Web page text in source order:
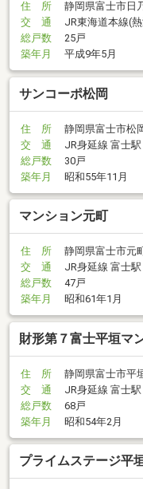
住 所
静岡県富士市日
交 通
JR東海道本線(
総戸数
25戸
築年月
平成9年5月
サンコーポ松岡
住 所
静岡県富士市松
交 通
JR身延線 富士
総戸数
30戸
築年月
昭和55年11月
マンション元町
住 所
静岡県富士市元
交 通
JR身延線 富士
総戸数
47戸
築年月
昭和61年1月
財形第７富士平垣マ
住 所
静岡県富士市平
交 通
JR身延線 富士
総戸数
68戸
築年月
昭和54年2月
プライムステージ平